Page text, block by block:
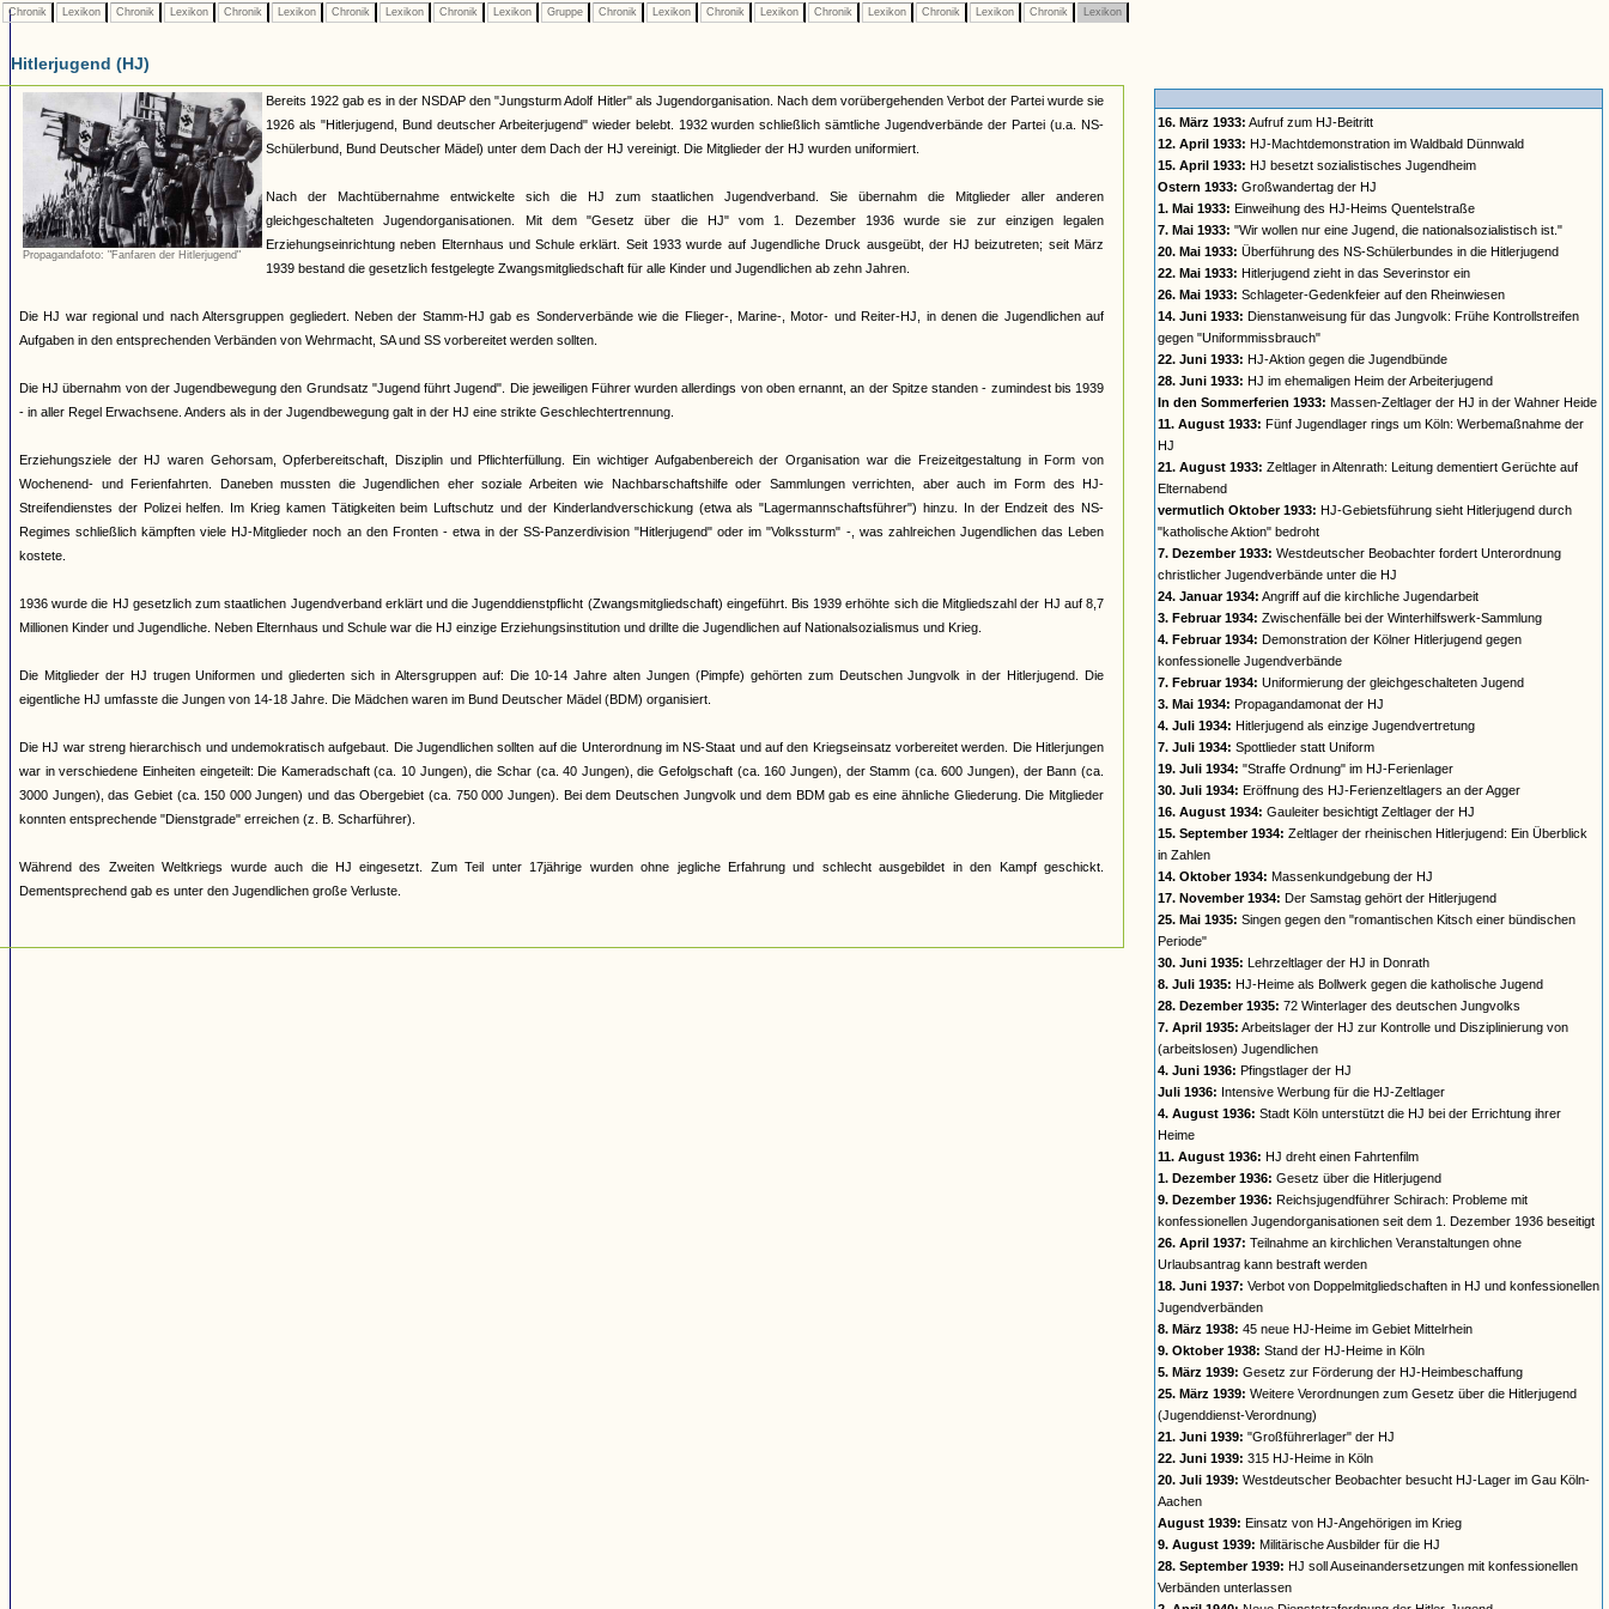
Chronik Lexikon Chronik Lexikon Chronik Lexikon Chronik Lexikon Chronik Lexikon Gruppe Chronik Lexikon Chronik Lexikon Chronik Lexikon Chronik Lexikon Chronik Lexikon
Hitlerjugend (HJ)
Propagandafoto: "Fanfaren der Hitlerjugend"
Bereits 1922 gab es in der NSDAP den "Jungsturm Adolf Hitler" als Jugendorganisation. Nach dem vorübergehenden Verbot der Partei wurde sie
1926 als "Hitlerjugend, Bund deutscher Arbeiterjugend" wieder belebt. 1932 wurden schließlich sämtliche Jugendverbände der Partei (u.a. NS-
Schülerbund, Bund Deutscher Mädel) unter dem Dach der HJ vereinigt. Die Mitglieder der HJ wurden uniformiert.
Nach der Machtübernahme entwickelte sich die HJ zum staatlichen Jugendverband. Sie übernahm die Mitglieder aller anderen
gleichgeschalteten Jugendorganisationen. Mit dem "Gesetz über die HJ" vom 1. Dezember 1936 wurde sie zur einzigen legalen
Erziehungseinrichtung neben Elternhaus und Schule erklärt. Seit 1933 wurde auf Jugendliche Druck ausgeübt, der HJ beizutreten; seit März
1939 bestand die gesetzlich festgelegte Zwangsmitgliedschaft für alle Kinder und Jugendlichen ab zehn Jahren.
Die HJ war regional und nach Altersgruppen gegliedert. Neben der Stamm-HJ gab es Sonderverbände wie die Flieger-, Marine-, Motor- und Reiter-HJ, in denen die Jugendlichen auf
Aufgaben in den entsprechenden Verbänden von Wehrmacht, SA und SS vorbereitet werden sollten.
Die HJ übernahm von der Jugendbewegung den Grundsatz "Jugend führt Jugend". Die jeweiligen Führer wurden allerdings von oben ernannt, an der Spitze standen - zumindest bis 1939
- in aller Regel Erwachsene. Anders als in der Jugendbewegung galt in der HJ eine strikte Geschlechtertrennung.
Erziehungsziele der HJ waren Gehorsam, Opferbereitschaft, Disziplin und Pflichterfüllung. Ein wichtiger Aufgabenbereich der Organisation war die Freizeitgestaltung in Form von
Wochenend- und Ferienfahrten. Daneben mussten die Jugendlichen eher soziale Arbeiten wie Nachbarschaftshilfe oder Sammlungen verrichten, aber auch im Form des HJ-
Streifendienstes der Polizei helfen. Im Krieg kamen Tätigkeiten beim Luftschutz und der Kinderlandverschickung (etwa als "Lagermannschaftsführer") hinzu. In der Endzeit des NS-
Regimes schließlich kämpften viele HJ-Mitglieder noch an den Fronten - etwa in der SS-Panzerdivision "Hitlerjugend" oder im "Volkssturm" -, was zahlreichen Jugendlichen das Leben
kostete.
1936 wurde die HJ gesetzlich zum staatlichen Jugendverband erklärt und die Jugenddienstpflicht (Zwangsmitgliedschaft) eingeführt. Bis 1939 erhöhte sich die Mitgliedszahl der HJ auf 8,7
Millionen Kinder und Jugendliche. Neben Elternhaus und Schule war die HJ einzige Erziehungsinstitution und drillte die Jugendlichen auf Nationalsozialismus und Krieg.
Die Mitglieder der HJ trugen Uniformen und gliederten sich in Altersgruppen auf: Die 10-14 Jahre alten Jungen (Pimpfe) gehörten zum Deutschen Jungvolk in der Hitlerjugend. Die
eigentliche HJ umfasste die Jungen von 14-18 Jahre. Die Mädchen waren im Bund Deutscher Mädel (BDM) organisiert.
Die HJ war streng hierarchisch und undemokratisch aufgebaut. Die Jugendlichen sollten auf die Unterordnung im NS-Staat und auf den Kriegseinsatz vorbereitet werden. Die Hitlerjungen
war in verschiedene Einheiten eingeteilt: Die Kameradschaft (ca. 10 Jungen), die Schar (ca. 40 Jungen), die Gefolgschaft (ca. 160 Jungen), der Stamm (ca. 600 Jungen), der Bann (ca.
3000 Jungen), das Gebiet (ca. 150 000 Jungen) und das Obergebiet (ca. 750 000 Jungen). Bei dem Deutschen Jungvolk und dem BDM gab es eine ähnliche Gliederung. Die Mitglieder
konnten entsprechende "Dienstgrade" erreichen (z. B. Scharführer).
Während des Zweiten Weltkriegs wurde auch die HJ eingesetzt. Zum Teil unter 17jährige wurden ohne jegliche Erfahrung und schlecht ausgebildet in den Kampf geschickt.
Dementsprechend gab es unter den Jugendlichen große Verluste.
16. März 1933: Aufruf zum HJ-Beitritt
12. April 1933: HJ-Machtdemonstration im Waldbald Dünnwald
15. April 1933: HJ besetzt sozialistisches Jugendheim
Ostern 1933: Großwandertag der HJ
1. Mai 1933: Einweihung des HJ-Heims Quentelstraße
7. Mai 1933: "Wir wollen nur eine Jugend, die nationalsozialistisch ist."
20. Mai 1933: Überführung des NS-Schülerbundes in die Hitlerjugend
22. Mai 1933: Hitlerjugend zieht in das Severinstor ein
26. Mai 1933: Schlageter-Gedenkfeier auf den Rheinwiesen
14. Juni 1933: Dienstanweisung für das Jungvolk: Frühe Kontrollstreifen
gegen "Uniformmissbrauch"
22. Juni 1933: HJ-Aktion gegen die Jugendbünde
28. Juni 1933: HJ im ehemaligen Heim der Arbeiterjugend
In den Sommerferien 1933: Massen-Zeltlager der HJ in der Wahner Heide
11. August 1933: Fünf Jugendlager rings um Köln: Werbemaßnahme der
HJ
21. August 1933: Zeltlager in Altenrath: Leitung dementiert Gerüchte auf
Elternabend
vermutlich Oktober 1933: HJ-Gebietsführung sieht Hitlerjugend durch
"katholische Aktion" bedroht
7. Dezember 1933: Westdeutscher Beobachter fordert Unterordnung
christlicher Jugendverbände unter die HJ
24. Januar 1934: Angriff auf die kirchliche Jugendarbeit
3. Februar 1934: Zwischenfälle bei der Winterhilfswerk-Sammlung
4. Februar 1934: Demonstration der Kölner Hitlerjugend gegen
konfessionelle Jugendverbände
7. Februar 1934: Uniformierung der gleichgeschalteten Jugend
3. Mai 1934: Propagandamonat der HJ
4. Juli 1934: Hitlerjugend als einzige Jugendvertretung
7. Juli 1934: Spottlieder statt Uniform
19. Juli 1934: "Straffe Ordnung" im HJ-Ferienlager
30. Juli 1934: Eröffnung des HJ-Ferienzeltlagers an der Agger
16. August 1934: Gauleiter besichtigt Zeltlager der HJ
15. September 1934: Zeltlager der rheinischen Hitlerjugend: Ein Überblick
in Zahlen
14. Oktober 1934: Massenkundgebung der HJ
17. November 1934: Der Samstag gehört der Hitlerjugend
25. Mai 1935: Singen gegen den "romantischen Kitsch einer bündischen
Periode"
30. Juni 1935: Lehrzeltlager der HJ in Donrath
8. Juli 1935: HJ-Heime als Bollwerk gegen die katholische Jugend
28. Dezember 1935: 72 Winterlager des deutschen Jungvolks
7. April 1935: Arbeitslager der HJ zur Kontrolle und Disziplinierung von
(arbeitslosen) Jugendlichen
4. Juni 1936: Pfingstlager der HJ
Juli 1936: Intensive Werbung für die HJ-Zeltlager
4. August 1936: Stadt Köln unterstützt die HJ bei der Errichtung ihrer
Heime
11. August 1936: HJ dreht einen Fahrtenfilm
1. Dezember 1936: Gesetz über die Hitlerjugend
9. Dezember 1936: Reichsjugendführer Schirach: Probleme mit
konfessionellen Jugendorganisationen seit dem 1. Dezember 1936 beseitigt
26. April 1937: Teilnahme an kirchlichen Veranstaltungen ohne
Urlaubsantrag kann bestraft werden
18. Juni 1937: Verbot von Doppelmitgliedschaften in HJ und konfessionellen
Jugendverbänden
8. März 1938: 45 neue HJ-Heime im Gebiet Mittelrhein
9. Oktober 1938: Stand der HJ-Heime in Köln
5. März 1939: Gesetz zur Förderung der HJ-Heimbeschaffung
25. März 1939: Weitere Verordnungen zum Gesetz über die Hitlerjugend
(Jugenddienst-Verordnung)
21. Juni 1939: "Großführerlager" der HJ
22. Juni 1939: 315 HJ-Heime in Köln
20. Juli 1939: Westdeutscher Beobachter besucht HJ-Lager im Gau Köln-
Aachen
August 1939: Einsatz von HJ-Angehörigen im Krieg
9. August 1939: Militärische Ausbilder für die HJ
28. September 1939: HJ soll Auseinandersetzungen mit konfessionellen
Verbänden unterlassen